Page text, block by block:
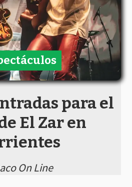
para el
El Zar en
On Line